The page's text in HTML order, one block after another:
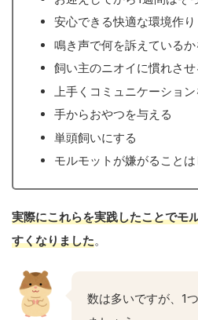
安心できる快適な環境作り
鳴き声で何を訴えている
飼い主のニオイに慣れさせ
上手くコミュニケーショ
手からおやつを与える
単頭飼いにする
モルモットが嫌がること
実際にこれらを実践したことでモ
すくなりました。
数は多いですが、1